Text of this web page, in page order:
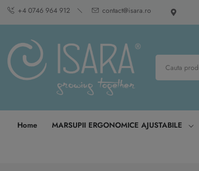
+4 0746 964 912 contact@isara.ro
Home MARSUPII ERGONOMICE AJUSTABILE